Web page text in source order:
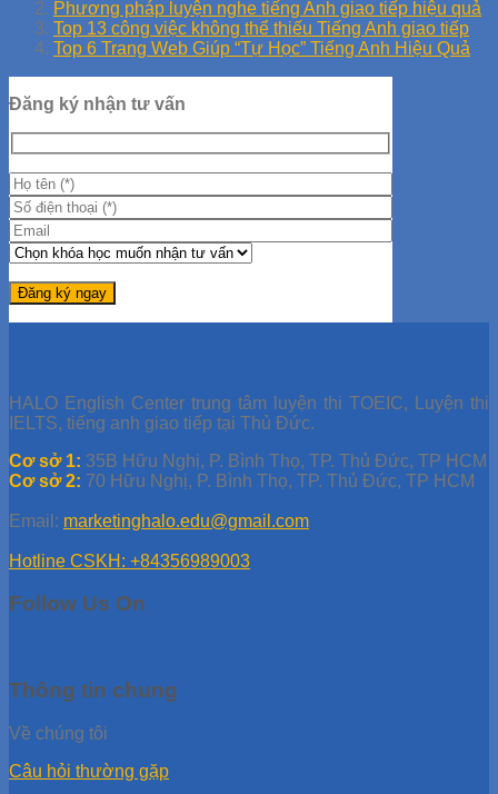
Phương pháp luyện nghe tiếng Anh giao tiếp hiệu quả
Top 13 công việc không thể thiếu Tiếng Anh giao tiếp
Top 6 Trang Web Giúp “Tự Học” Tiếng Anh Hiệu Quả
Đăng ký nhận tư vấn
HALO English Center trung tâm luyện thi TOEIC, Luyện thi
IELTS, tiếng anh giao tiếp tại Thủ Đức.
Cơ sở 1: 35B Hữu Nghị, P. Bình Thọ, TP. Thủ Đức, TP HCM
Cơ sở 2: 70 Hữu Nghị, P. Bình Thọ, TP. Thủ Đức, TP HCM
Email: marketinghalo.edu@gmail.com
Hotline CSKH: +84356989003
Follow Us On
Thông tin chung
Về chúng tôi
Câu hỏi thường gặp